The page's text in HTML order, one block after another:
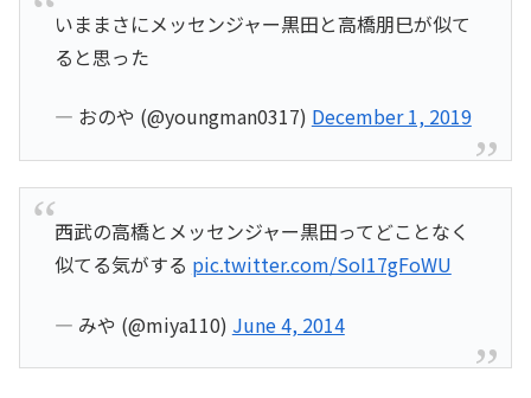
いままさにメッセンジャー黒田と高橋朋巳が似て
ると思った
— おのや (@youngman0317) December 1, 2019
西武の高橋とメッセンジャー黒田ってどことなく
似てる気がする pic.twitter.com/SoI17gFoWU
— みや (@miya110) June 4, 2014